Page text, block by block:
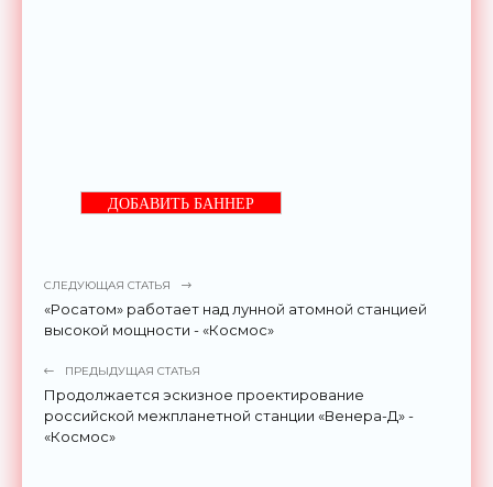
ДОБАВИТЬ БАННЕР
СЛЕДУЮЩАЯ СТАТЬЯ
«Росатом» работает над лунной атомной станцией
высокой мощности - «Космос»
ПРЕДЫДУЩАЯ СТАТЬЯ
Продолжается эскизное проектирование
российской межпланетной станции «Венера-Д» -
«Космос»